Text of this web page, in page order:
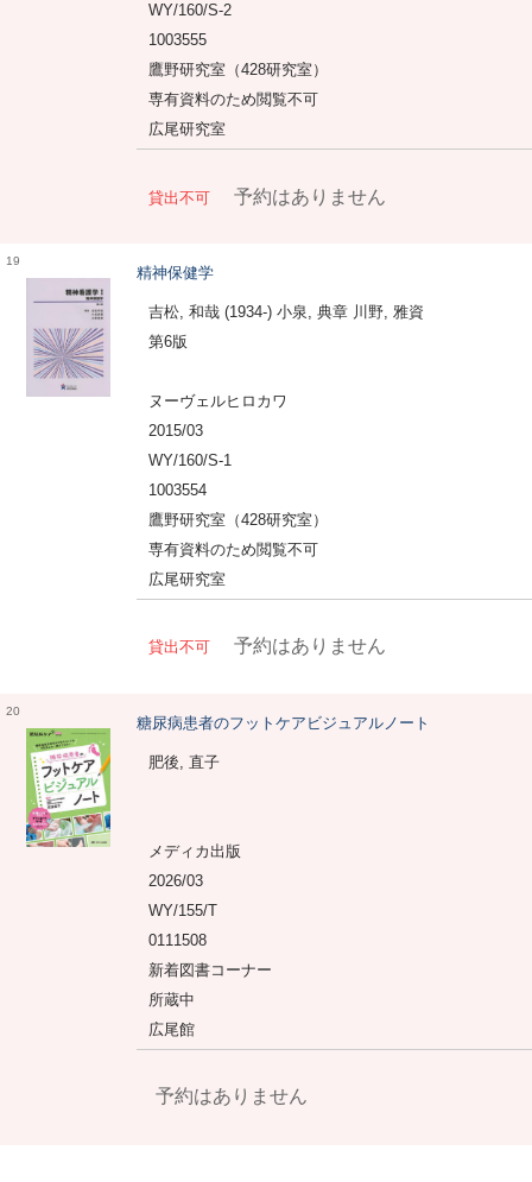
WY/160/S-2
1003555
鷹野研究室（428研究室）
専有資料のため閲覧不可
広尾研究室
貸出不可 予約はありません
19
精神保健学
吉松, 和哉 (1934-) 小泉, 典章 川野, 雅資
第6版
ヌーヴェルヒロカワ
2015/03
WY/160/S-1
1003554
鷹野研究室（428研究室）
専有資料のため閲覧不可
広尾研究室
貸出不可 予約はありません
20
糖尿病患者のフットケアビジュアルノート
肥後, 直子
メディカ出版
2026/03
WY/155/T
0111508
新着図書コーナー
所蔵中
広尾館
予約はありません